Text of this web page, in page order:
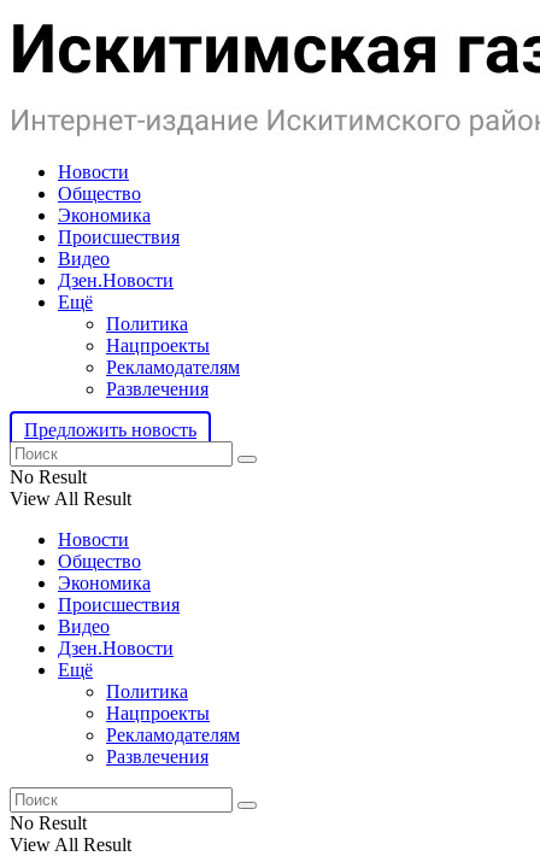
Новости
Общество
Экономика
Происшествия
Видео
Дзен.Новости
Ещё
Политика
Нацпроекты
Рекламодателям
Развлечения
Предложить новость
No Result
View All Result
Новости
Общество
Экономика
Происшествия
Видео
Дзен.Новости
Ещё
Политика
Нацпроекты
Рекламодателям
Развлечения
No Result
View All Result